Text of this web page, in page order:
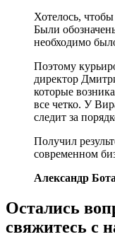
Хотелось,
Были
необходимо
Поэтому
директор
которые
все четко. У
следит за
Получил
современном
Александр
Остались
свяжитесь с